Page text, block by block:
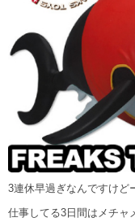
3連休早過ぎなんですけど
仕事してる3日間はメチャ